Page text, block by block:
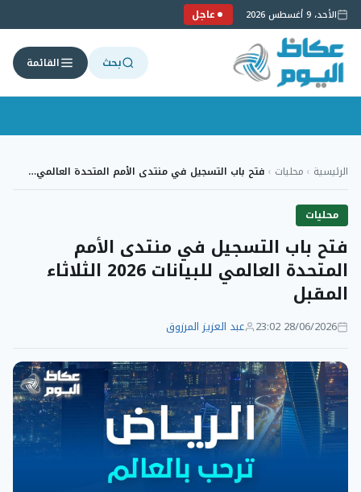
الأحد، 9 أغسطس 2026 عاجل
بحث القائمة
إلىالرئيسية › محليات › فتح باب التسجيل في منتدى الأمم المتحدة العالمي…
محليات
فتح باب التسجيل في منتدى الأمم
المتحدة العالمي للبيانات 2026 الثلاثاء
المقبل
28/06/2026 23:02 عبد العزيز المرزوق